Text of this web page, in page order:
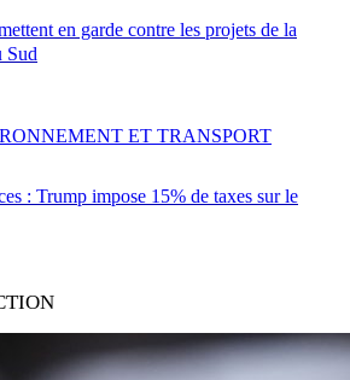
en garde contre les projets de la
Sud
: Trump impose 15% de taxes sur le
ET TRANSPORT